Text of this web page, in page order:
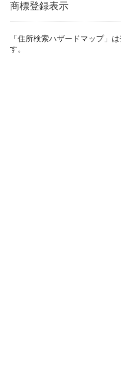
商標登録表示
「住所検索ハザードマップ」
す。